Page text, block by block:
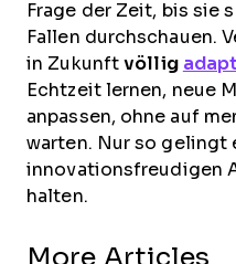
Frage der Zeit, bis sie
Fallen durchschauen.
in Zukunftvöllig
Echtzeit lernen, neue
anpassen, ohne auf
warten. Nur so gelingt
innovationsfreudigen
halten.
More Articles